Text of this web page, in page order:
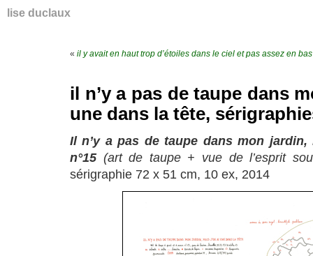
lise duclaux
« il y avait en haut trop d’étoiles dans le ciel et pas assez en
il n’y a pas de taupe dans
une dans la tête,
Il n’y a pas de taupe dans mon
n°15 (art de taupe + vue de l’esprit
sérigraphie 72 x 51 cm, 10 ex, 2014